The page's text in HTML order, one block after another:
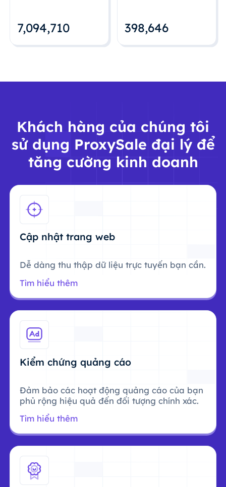
7,094,712 398,648
Khách hàng của chúng tôi
sử dụng ProxySale đại lý để
tăng cường kinh doanh
Cập nhật trang web
Dễ dàng thu thập dữ liệu trực tuyến bạn cần.
Tìm hiểu thêm
Kiểm chứng quảng cáo
Đảm bảo các hoạt động quảng cáo của bạn
phủ rộng hiệu quả đến đối tượng chính xác.
Tìm hiểu thêm